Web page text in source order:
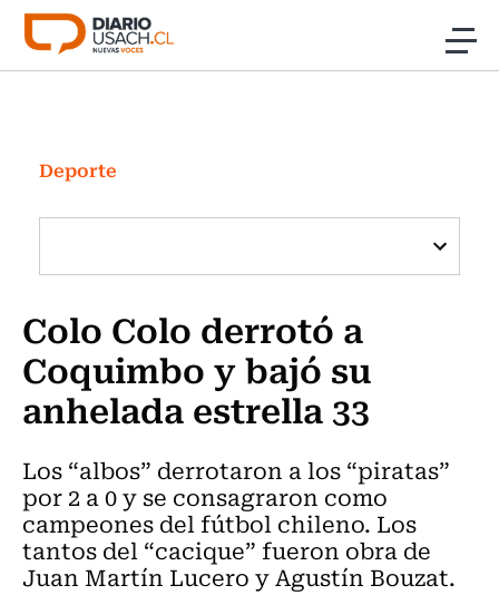
Click acá para ir directamente al contenido
Investigación
Cultura
Programas Radio y TV Usach
Deporte
Colo Colo derrotó a
Coquimbo y bajó su
anhelada estrella 33
Los “albos” derrotaron a los “piratas”
por 2 a 0 y se consagraron como
campeones del fútbol chileno. Los
tantos del “cacique” fueron obra de
Juan Martín Lucero y Agustín Bouzat.